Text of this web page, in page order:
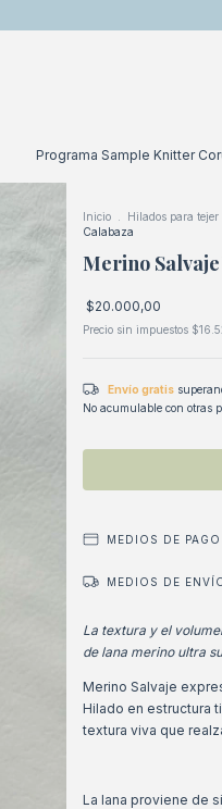
Programa Sample Knitter
Inicio Hilados para tejer
Calabaza
Merino
$20.000,00
Precio sin impuestos
Envío gratis
No acumulable con otras
MEDIOS DE PAGO
MEDIOS DE
La textura y el
de lana merino ultra
Merino Salvaje
Hilado en estructura
textura viva que
La lana proviene de